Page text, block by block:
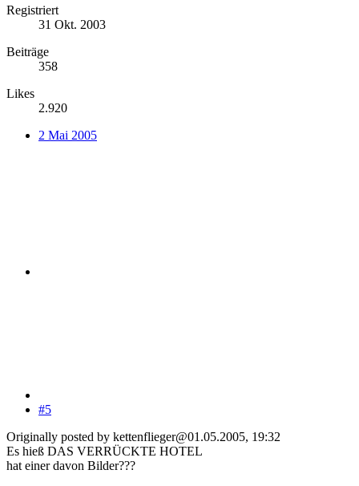
Registriert
31 Okt. 2003
Beiträge
358
Likes
2.920
2 Mai 2005
#5
Originally posted by kettenflieger@01.05.2005, 19:32
Es hieß DAS VERRÜCKTE HOTEL
hat einer davon Bilder???